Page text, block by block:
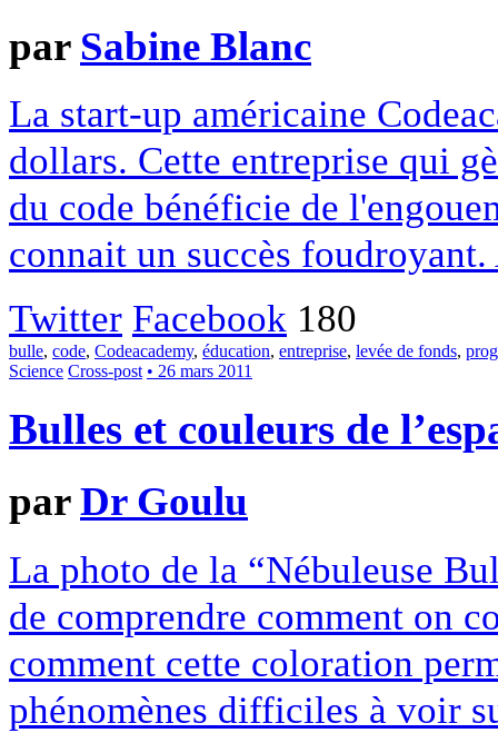
par Sabine Blanc
La start-up américaine
dollars. Cette entreprise qui
du code bénéficie de
connait un succès
Twitter Facebook 180
bulle, code, Codeacademy, éducation, entreprise, levée de fonds,
Science Cross-post • 26 mars 2011
Bulles et couleurs de
parDr Goulu
La photo de la “Nébuleuse
de comprendre comment on
comment cette coloration
phénomènes difficiles à voir